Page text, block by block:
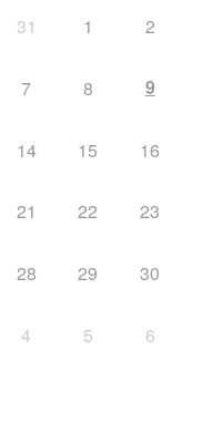
31 1 2
7 8 9
14 15 16
21 22 23
28 29 30
4 5 6